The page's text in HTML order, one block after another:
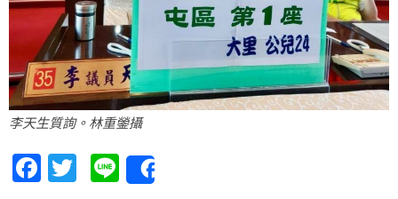
李天生質詢。林重鎣攝
Facebook
Twitter
Line